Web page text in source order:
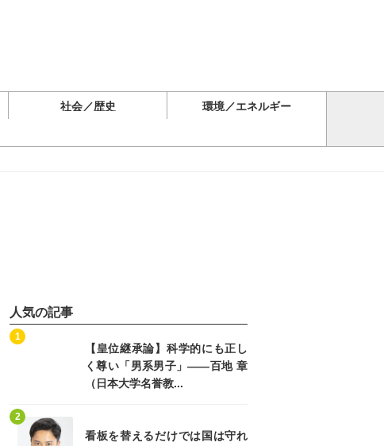
社会／歴史 環境／エネルギー
人気の記事
【皇位継承論】科学的にも正し
く尊い「男系男子」――百地 章
（日本大学名誉教...
1
看板を替えるだけでは国は守れ
2